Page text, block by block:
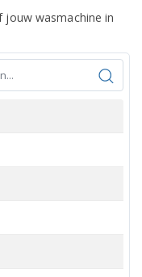
jouw wasmachine in